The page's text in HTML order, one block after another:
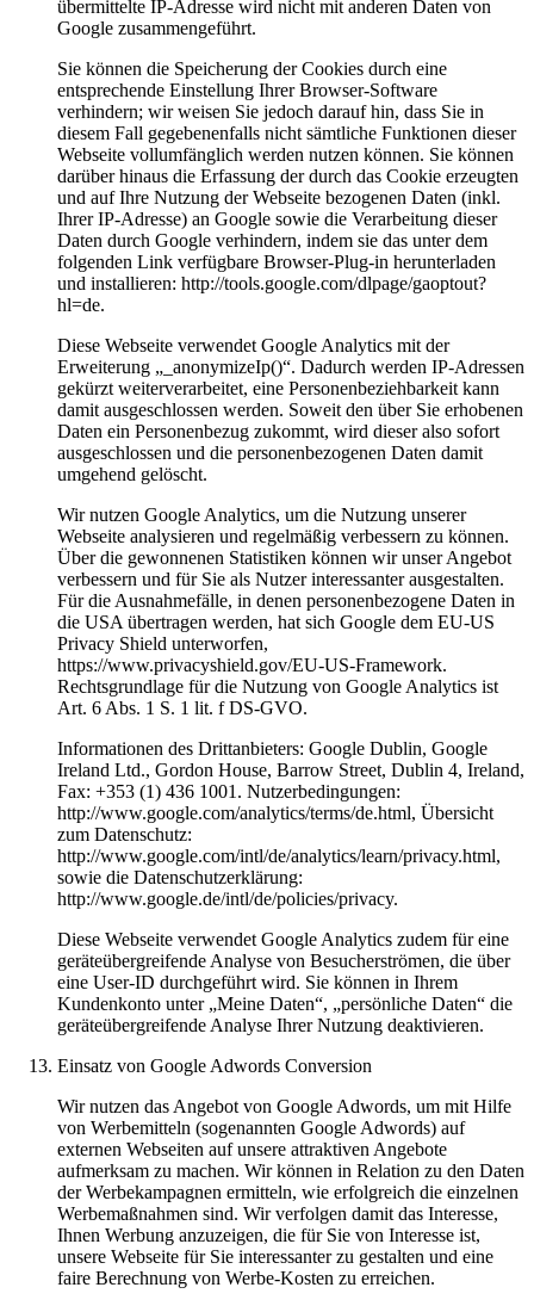
übermittelte IP-Adresse wird nicht mit anderen Daten von
Google zusammengeführt.
Sie können die Speicherung der Cookies durch eine
entsprechende Einstellung Ihrer Browser-Software
verhindern; wir weisen Sie jedoch darauf hin, dass Sie in
diesem Fall gegebenenfalls nicht sämtliche Funktionen dieser
Webseite vollumfänglich werden nutzen können. Sie können
darüber hinaus die Erfassung der durch das Cookie erzeugten
und auf Ihre Nutzung der Webseite bezogenen Daten (inkl.
Ihrer IP-Adresse) an Google sowie die Verarbeitung dieser
Daten durch Google verhindern, indem sie das unter dem
folgenden Link verfügbare Browser-Plug-in herunterladen
und installieren: http://tools.google.com/dlpage/gaoptout?
hl=de.
Diese Webseite verwendet Google Analytics mit der
Erweiterung „_anonymizeIp()“. Dadurch werden IP-Adressen
gekürzt weiterverarbeitet, eine Personenbeziehbarkeit kann
damit ausgeschlossen werden. Soweit den über Sie erhobenen
Daten ein Personenbezug zukommt, wird dieser also sofort
ausgeschlossen und die personenbezogenen Daten damit
umgehend gelöscht.
Wir nutzen Google Analytics, um die Nutzung unserer
Webseite analysieren und regelmäßig verbessern zu können.
Über die gewonnenen Statistiken können wir unser Angebot
verbessern und für Sie als Nutzer interessanter ausgestalten.
Für die Ausnahmefälle, in denen personenbezogene Daten in
die USA übertragen werden, hat sich Google dem EU-US
Privacy Shield unterworfen,
https://www.privacyshield.gov/EU-US-Framework.
Rechtsgrundlage für die Nutzung von Google Analytics ist
Art. 6 Abs. 1 S. 1 lit. f DS-GVO.
Informationen des Drittanbieters: Google Dublin, Google
Ireland Ltd., Gordon House, Barrow Street, Dublin 4, Ireland,
Fax: +353 (1) 436 1001. Nutzerbedingungen:
http://www.google.com/analytics/terms/de.html, Übersicht
zum Datenschutz:
http://www.google.com/intl/de/analytics/learn/privacy.html,
sowie die Datenschutzerklärung:
http://www.google.de/intl/de/policies/privacy.
Diese Webseite verwendet Google Analytics zudem für eine
geräteübergreifende Analyse von Besucherströmen, die über
eine User-ID durchgeführt wird. Sie können in Ihrem
Kundenkonto unter „Meine Daten“, „persönliche Daten“ die
geräteübergreifende Analyse Ihrer Nutzung deaktivieren.
Einsatz von Google Adwords Conversion
Wir nutzen das Angebot von Google Adwords, um mit Hilfe
von Werbemitteln (sogenannten Google Adwords) auf
externen Webseiten auf unsere attraktiven Angebote
aufmerksam zu machen. Wir können in Relation zu den Daten
der Werbekampagnen ermitteln, wie erfolgreich die einzelnen
Werbemaßnahmen sind. Wir verfolgen damit das Interesse,
Ihnen Werbung anzuzeigen, die für Sie von Interesse ist,
unsere Webseite für Sie interessanter zu gestalten und eine
faire Berechnung von Werbe-Kosten zu erreichen.